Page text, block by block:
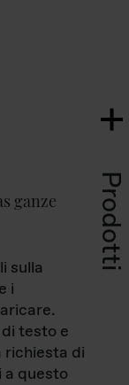
Prodotti
ganze
sulla
i
testo e
richiesta di
questo